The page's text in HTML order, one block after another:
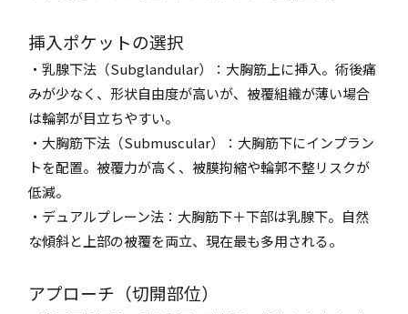
挿入ポケットの選択
・乳腺下法（Subglandular）：大胸筋上に挿入。術後痛
みが少なく、形状自由度が高いが、被覆組織が薄い場合
は輪郭が目立ちやすい。
・大胸筋下法（Submuscular）：大胸筋下にインプラン
トを配置。被覆力が高く、被膜拘縮や輪郭不整リスクが
低減。
・デュアルプレーン法：大胸筋下＋下部は乳腺下。自然
な傾斜と上部の被覆を両立、現在最も多用される。
アプローチ（切開部位）